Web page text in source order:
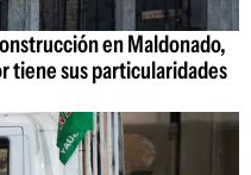
en Maldonado,
tiene sus particularidades